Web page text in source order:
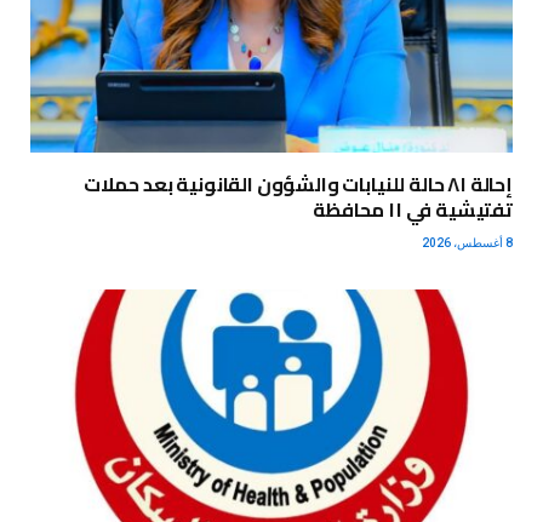
إحالة ٨١ حالة للنيابات والشؤون القانونية بعد حملات
تفتيشية في ١١ محافظة
8 أغسطس، 2026